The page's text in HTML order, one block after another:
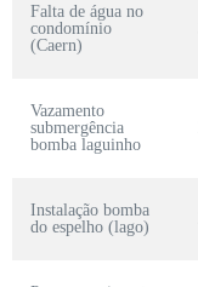
Falta de água no
condomínio
(Caern)
Vazamento
submergência
bomba laguinho
Instalação bomba
do espelho (lago)